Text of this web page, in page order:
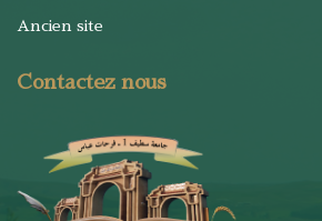
Ancien site
Contactez nous